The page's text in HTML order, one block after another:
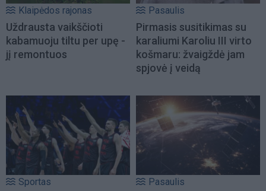
Klaipėdos rajonas
Uždrausta vaikščioti
kabamuoju tiltu per upę -
jį remontuos
Pasaulis
Pirmasis susitikimas su
karaliumi Karoliu III virto
košmaru: žvaigždė jam
spjovė į veidą
Sportas Pasaulis